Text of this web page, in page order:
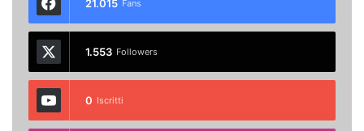
21.015 Fans
1.553 Followers
0 Iscritti